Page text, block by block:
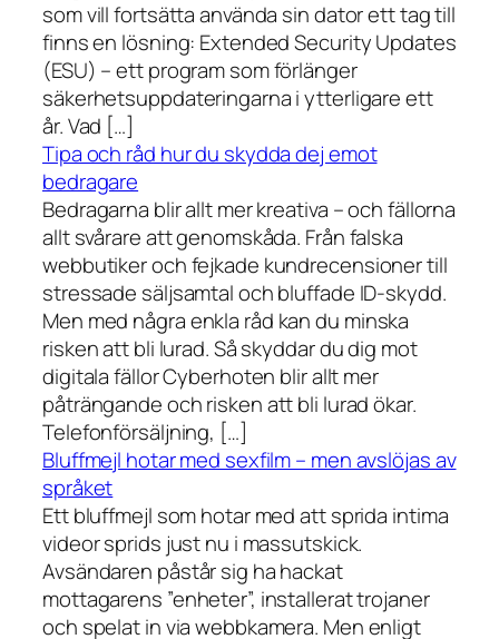
som vill fortsätta använda sin dator ett tag till
finns en lösning: Extended Security Updates
(ESU) – ett program som förlänger
säkerhetsuppdateringarna i ytterligare ett
år. Vad […]
Tipa och råd hur du skydda dej emot
bedragare
Bedragarna blir allt mer kreativa – och fällorna
allt svårare att genomskåda. Från falska
webbutiker och fejkade kundrecensioner till
stressade säljsamtal och bluffade ID-skydd.
Men med några enkla råd kan du minska
risken att bli lurad. Så skyddar du dig mot
digitala fällor Cyberhoten blir allt mer
påträngande och risken att bli lurad ökar.
Telefonförsäljning, […]
Bluffmejl hotar med sexfilm – men avslöjas av
språket
Ett bluffmejl som hotar med att sprida intima
videor sprids just nu i massutskick.
Avsändaren påstår sig ha hackat
mottagarens ”enheter”, installerat trojaner
och spelat in via webbkamera. Men enligt